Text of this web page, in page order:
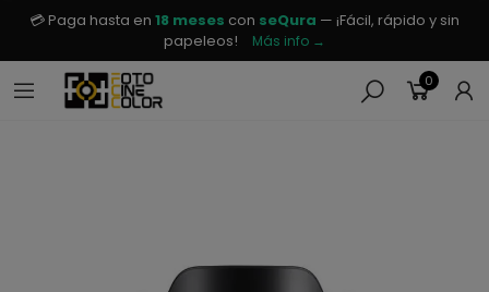
💳 Paga hasta en 18 meses con seQura — ¡Fácil, rápido y sin
papeleos!
Más info →
0